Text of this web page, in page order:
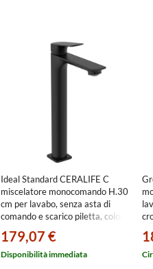
Ideal Standard CERALIFE C
miscelatore monocomando H.30
cm per lavabo, senza asta di
comando e scarico piletta, colore
179,07 €
Disponibilità immediata